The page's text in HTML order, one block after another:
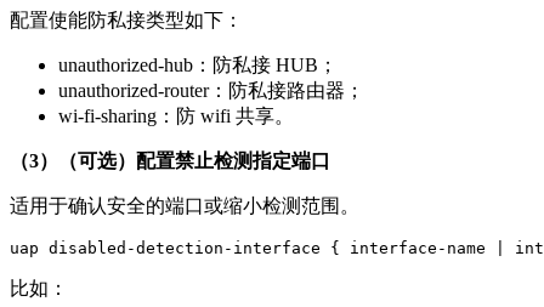
配置使能防私接类型如下：
unauthorized-hub：防私接 HUB；
unauthorized-router：防私接路由器；
wi-fi-sharing：防 wifi 共享。
（3）（可选）配置禁止检测指定端口
适用于确认安全的端口或缩小检测范围。
比如：